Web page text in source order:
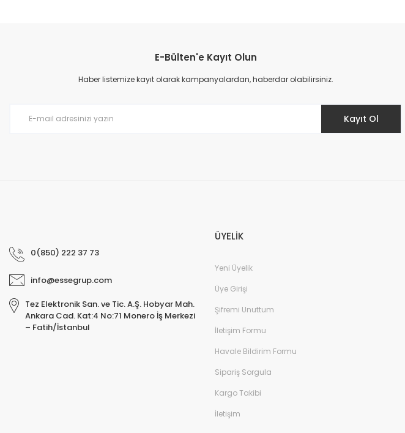
Ürün resmi kalitesiz, bozuk veya görüntülenemiyor.
Ürün açıklamasında eksik bilgiler bulunuyor.
E-Bülten'e Kayıt Olun
Haber listemize kayıt olarak kampanyalardan, haberdar olabilirsiniz.
Kayıt Ol
0(850) 222 37 73
info@essegrup.com
Tez Elektronik San. ve Tic. A.Ş. Hobyar Mah.
Ankara Cad. Kat:4 No:71 Monero İş Merkezi
– Fatih/İstanbul
ÜYELİK
Yeni Üyelik
Üye Girişi
Şifremi Unuttum
İletişim Formu
Havale Bildirim Formu
Sipariş Sorgula
Kargo Takibi
İletişim